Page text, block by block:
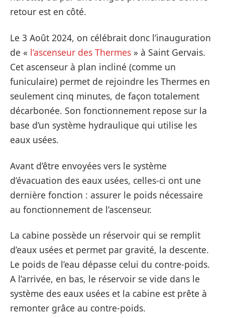
retour est en côté.
Le 3 Août 2024, on célébrait donc l’inauguration
de « l’ascenseur des Thermes » à Saint Gervais.
Cet ascenseur à plan incliné (comme un
funiculaire) permet de rejoindre les Thermes en
seulement cinq minutes, de façon totalement
décarbonée. Son fonctionnement repose sur la
base d’un système hydraulique qui utilise les
eaux usées.
Avant d’être envoyées vers le système
d’évacuation des eaux usées, celles-ci ont une
dernière fonction : assurer le poids nécessaire
au fonctionnement de l’ascenseur.
La cabine possède un réservoir qui se remplit
d’eaux usées et permet par gravité, la descente.
Le poids de l’eau dépasse celui du contre-poids.
A l’arrivée, en bas, le réservoir se vide dans le
système des eaux usées et la cabine est prête à
remonter grâce au contre-poids.